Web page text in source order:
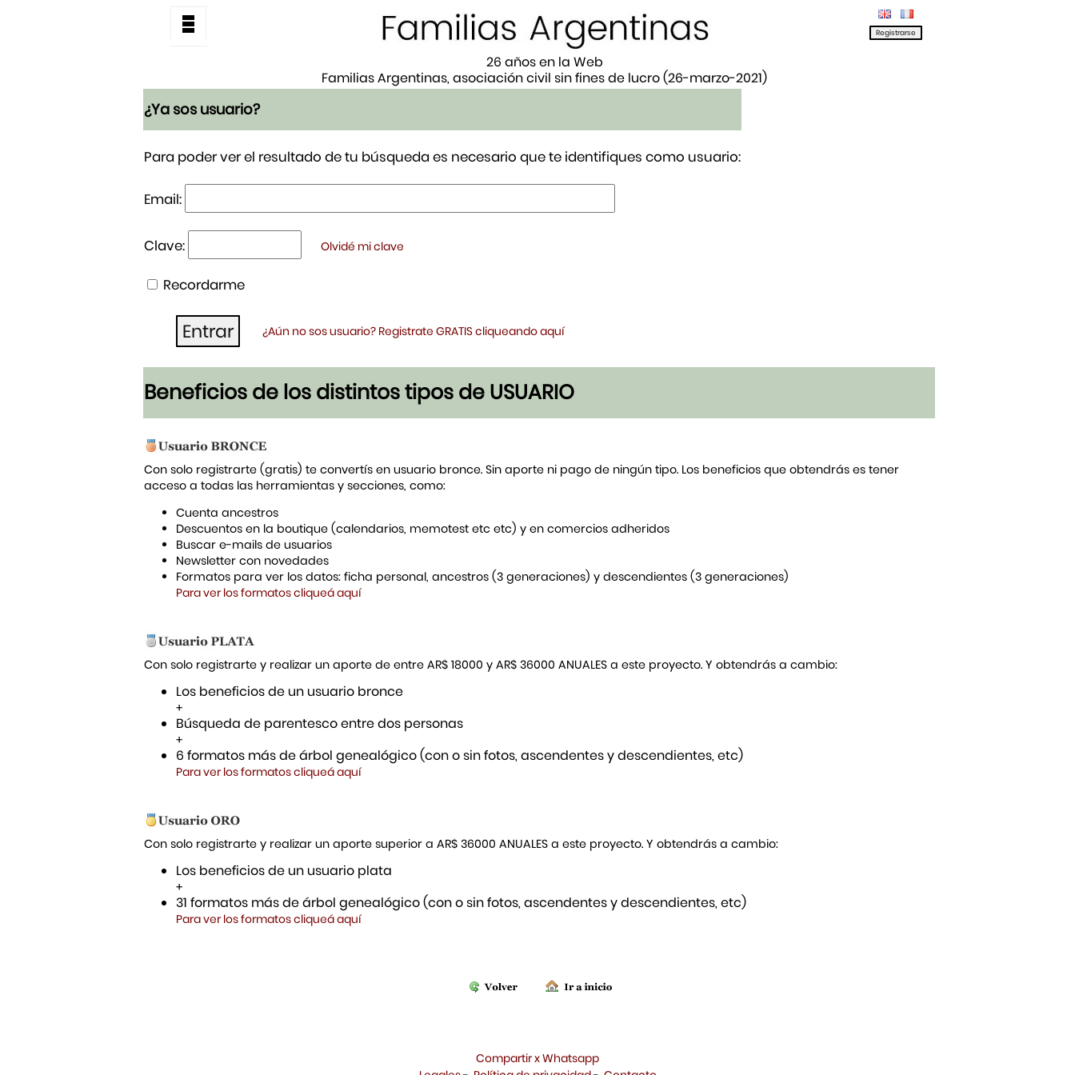
26 años en la Web
Familias Argentinas, asociación civil sin fines de lucro (26-marzo-2021)
¿Ya sos usuario?
Para poder ver el resultado de tu búsqueda es necesario que te identifiques como usuario:
Email:
Clave: Olvidé mi clave
Recordarme
¿Aún no sos usuario? Registrate GRATIS cliqueando aquí
Beneficios de los distintos tipos de USUARIO
Con solo registrarte (gratis) te convertís en usuario bronce. Sin aporte ni pago de ningún tipo. Los beneficios que obtendrás es tener
acceso a todas las herramientas y secciones, como:
Cuenta ancestros
Descuentos en la boutique (calendarios, memotest etc etc) y en comercios adheridos
Buscar e-mails de usuarios
Newsletter con novedades
Formatos para ver los datos: ficha personal, ancestros (3 generaciones) y descendientes (3 generaciones)
Para ver los formatos cliqueá aquí
Con solo registrarte y realizar un aporte de entre AR$ 18000 y AR$ 36000 ANUALES a este proyecto. Y obtendrás a cambio:
Los beneficios de un usuario bronce
+
Búsqueda de parentesco entre dos personas
+
6 formatos más de árbol genealógico (con o sin fotos, ascendentes y descendientes, etc)
Para ver los formatos cliqueá aquí
Con solo registrarte y realizar un aporte superior a AR$ 36000 ANUALES a este proyecto. Y obtendrás a cambio:
Los beneficios de un usuario plata
+
31 formatos más de árbol genealógico (con o sin fotos, ascendentes y descendientes, etc)
Para ver los formatos cliqueá aquí
Compartir x Whatsapp